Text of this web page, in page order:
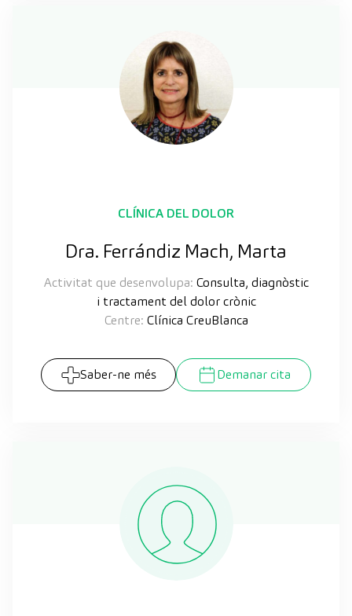
CLÍNICA DEL DOLOR
Dra. Ferrándiz Mach, Marta
Activitat que desenvolupa: Consulta, diagnòstic
i tractament del dolor crònic
Centre: Clínica CreuBlanca
Saber-ne més Demanar cita